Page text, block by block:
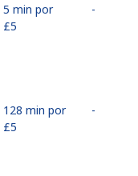
5 min por
⁦£5⁩
-
128 min por
⁦£5⁩
-